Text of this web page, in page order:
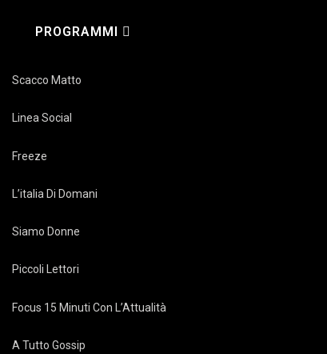
PROGRAMMI
Scacco Matto
Linea Social
Freeze
L’italia Di Domani
Siamo Donne
Piccoli Lettori
Focus 15 Minuti Con L’Attualità
A Tutto Gossip